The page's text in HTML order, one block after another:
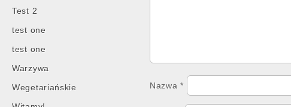
Test 2
test one
test one
Warzywa
Wegetariańskie
Nazwa*